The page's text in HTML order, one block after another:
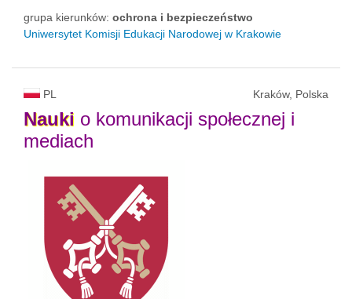
grupa kierunków: ochrona i bezpieczeństwo
Uniwersytet Komisji Edukacji Narodowej w Krakowie
PL Kraków, Polska
Nauki o komunikacji społecznej i
mediach